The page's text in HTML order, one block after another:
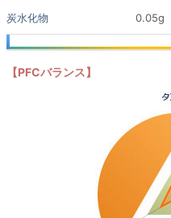
炭水化物 0.05g
【PFCバランス】